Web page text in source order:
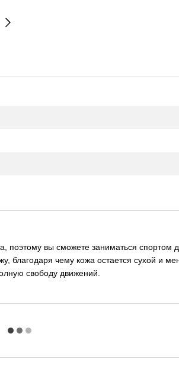
вы сможете заниматься спортом
благодаря чему кожа остается сухой и
свободу движений.